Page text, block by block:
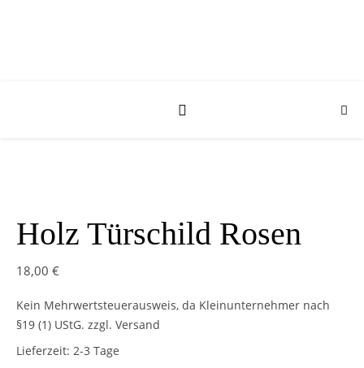
Holz Türschild Rosen
18,00 €
Kein Mehrwertsteuerausweis, da Kleinunternehmer nach
§19 (1) UStG. zzgl. Versand
Lieferzeit: 2-3 Tage